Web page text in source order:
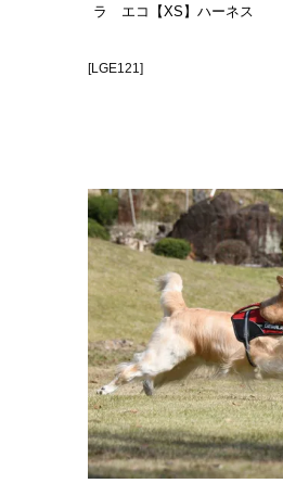
ラ エコ【XS】ハーネス
[LGE121]